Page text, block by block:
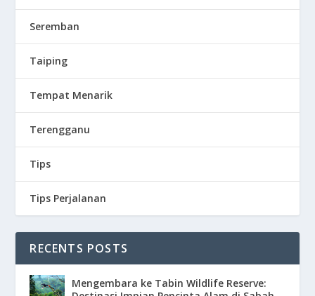
Seremban
Taiping
Tempat Menarik
Terengganu
Tips
Tips Perjalanan
RECENTS POSTS
Mengembara ke Tabin Wildlife Reserve: